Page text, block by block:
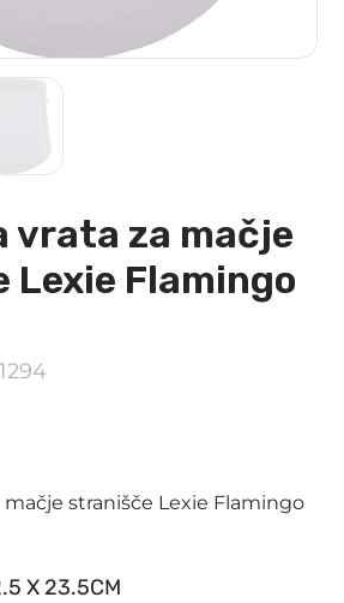
vrata za mačje
Flamingo
mačje stranišče Lexie Flamingo
X 23.5CM